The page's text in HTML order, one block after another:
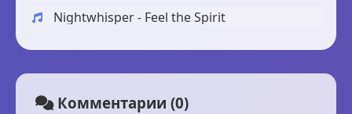
Nightwhisper - Feel the Spirit
Комментарии (0)